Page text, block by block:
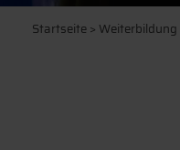
Startseite> Weiterbildung